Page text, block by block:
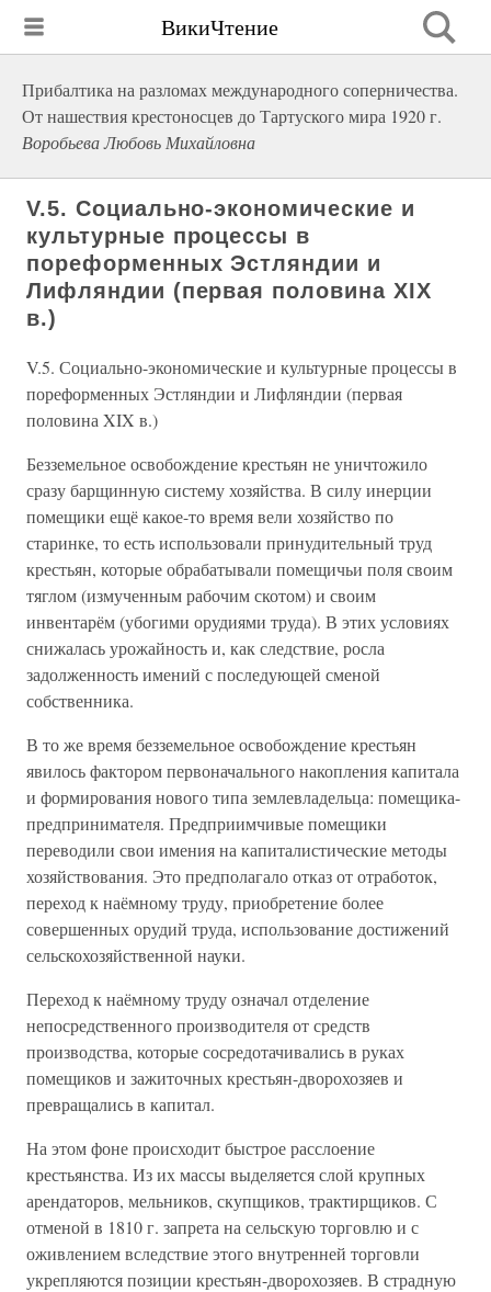
ВикиЧтение
Прибалтика на разломах международного соперничества.
От нашествия крестоносцев до Тартуского мира 1920 г.
Воробьева Любовь Михайловна
V.5. Социально-экономические и
культурные процессы в
пореформенных Эстляндии и
Лифляндии (первая половина XIX
в.)
V.5. Социально-экономические и культурные процессы в
пореформенных Эстляндии и Лифляндии (первая
половина XIX в.)
Безземельное освобождение крестьян не уничтожило
сразу барщинную систему хозяйства. В силу инерции
помещики ещё какое-то время вели хозяйство по
старинке, то есть использовали принудительный труд
крестьян, которые обрабатывали помещичьи поля своим
тяглом (измученным рабочим скотом) и своим
инвентарём (убогими орудиями труда). В этих условиях
снижалась урожайность и, как следствие, росла
задолженность имений с последующей сменой
собственника.
В то же время безземельное освобождение крестьян
явилось фактором первоначального накопления капитала
и формирования нового типа землевладельца: помещика-
предпринимателя. Предприимчивые помещики
переводили свои имения на капиталистические методы
хозяйствования. Это предполагало отказ от отработок,
переход к наёмному труду, приобретение более
совершенных орудий труда, использование достижений
сельскохозяйственной науки.
Переход к наёмному труду означал отделение
непосредственного производителя от средств
производства, которые сосредотачивались в руках
помещиков и зажиточных крестьян-дворохозяев и
превращались в капитал.
На этом фоне происходит быстрое расслоение
крестьянства. Из их массы выделяется слой крупных
арендаторов, мельников, скупщиков, трактирщиков. С
отменой в 1810 г. запрета на сельскую торговлю и с
оживлением вследствие этого внутренней торговли
укрепляются позиции крестьян-дворохозяев. В страдную